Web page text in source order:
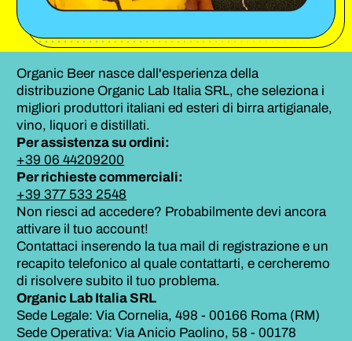
Organic Beer nasce dall'esperienza della
distribuzione Organic Lab Italia SRL, che seleziona i
migliori produttori italiani ed esteri di birra artigianale,
vino, liquori e distillati.
Per assistenza su ordini:
+39 06 44209200
Per richieste commerciali:
+39 377 533 2548
Non riesci ad accedere? Probabilmente devi ancora
attivare il tuo account!
Contattaci inserendo la tua mail di registrazione e un
recapito telefonico al quale contattarti, e cercheremo
di risolvere subito il tuo problema.
Organic Lab Italia SRL
Sede Legale: Via Cornelia, 498 - 00166 Roma (RM)
Sede Operativa: Via Anicio Paolino, 58 - 00178